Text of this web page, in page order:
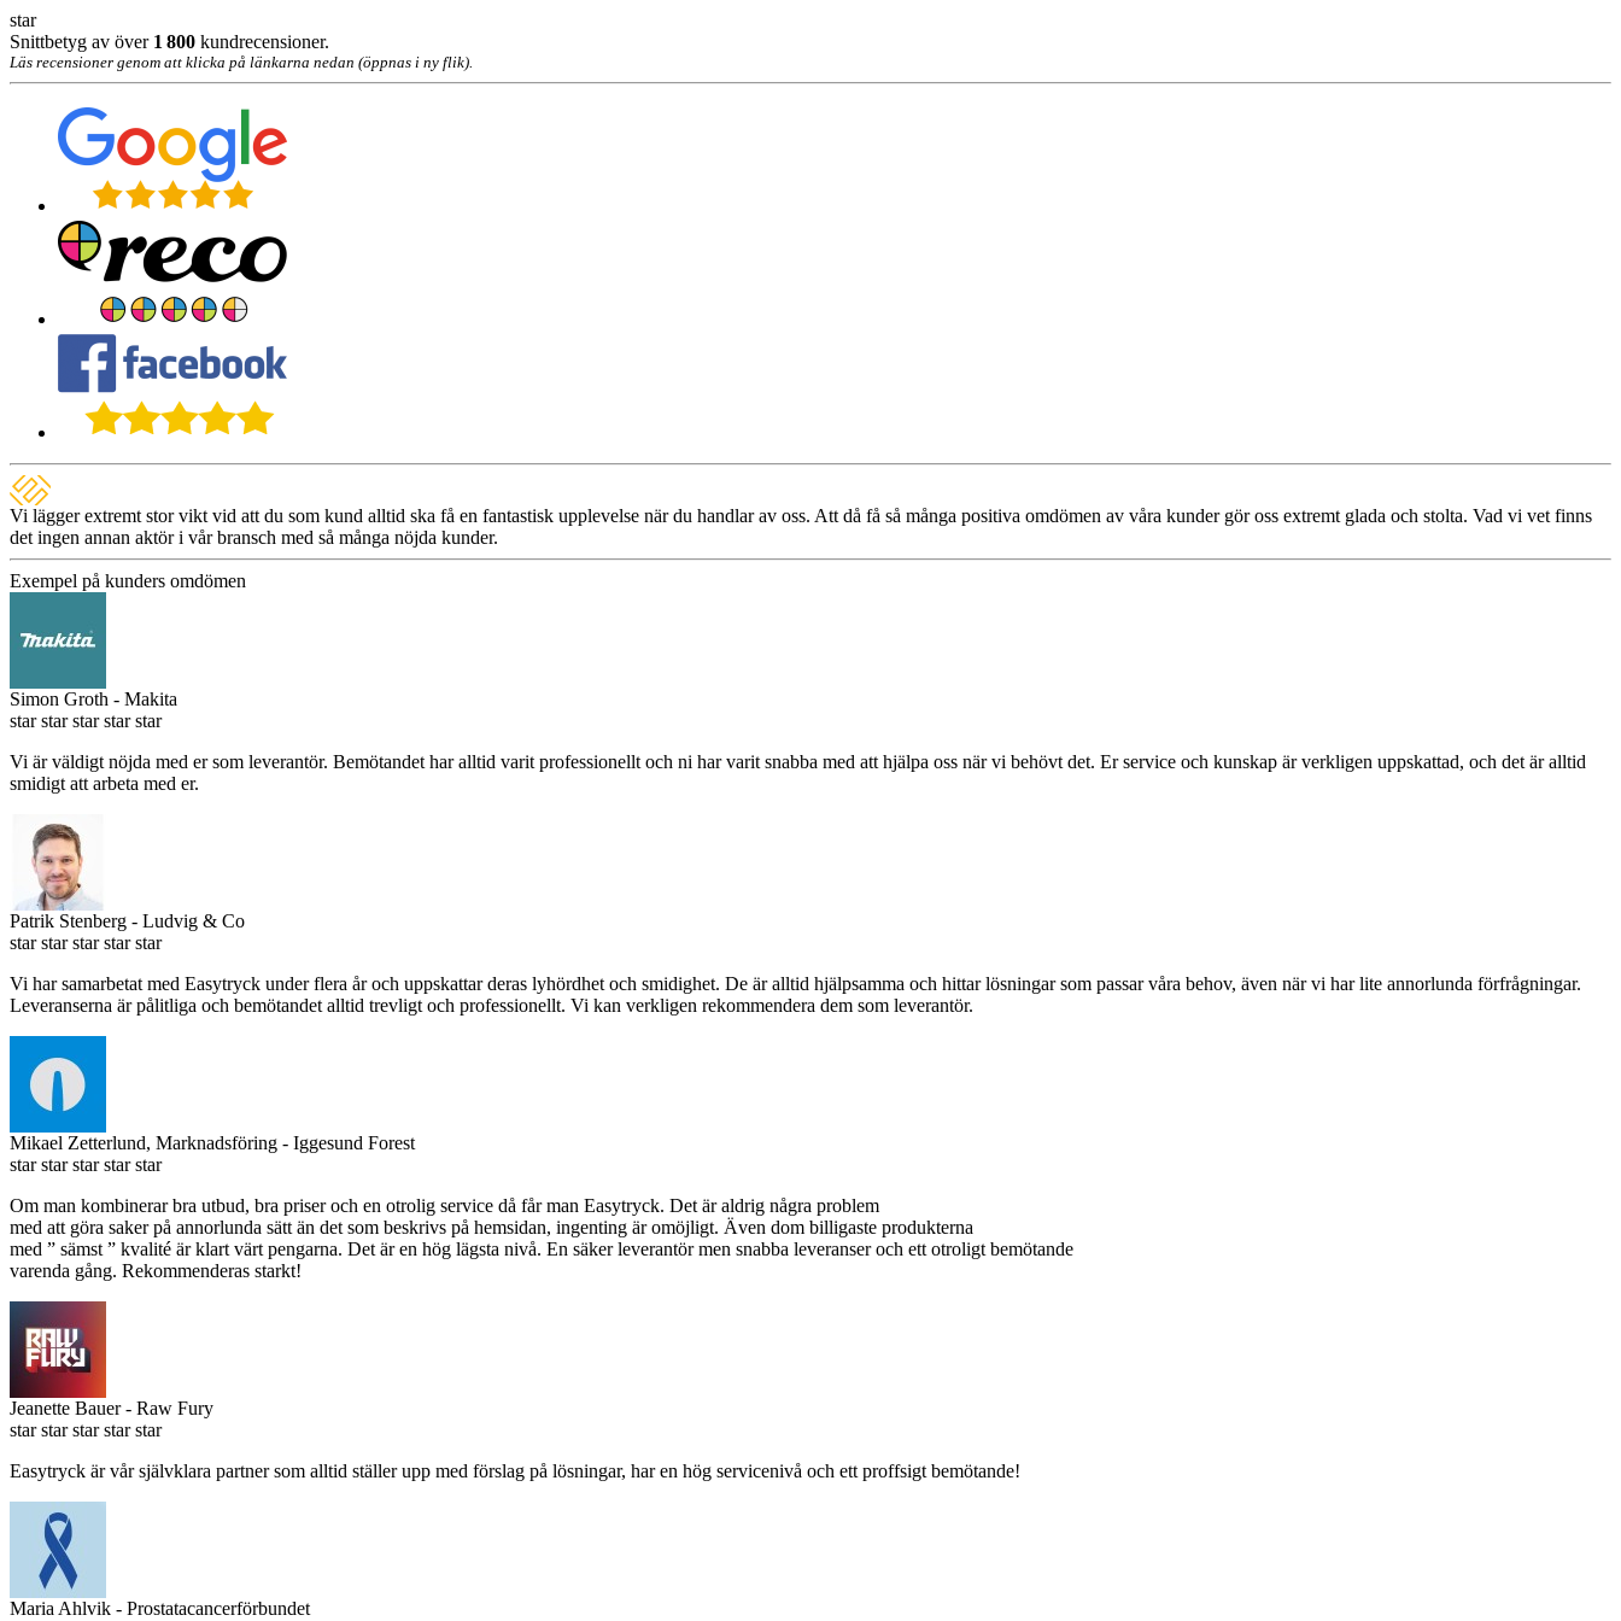
star
Snittbetyg av över 1 800 kundrecensioner.
Läs recensioner genom att klicka på länkarna nedan (öppnas i ny flik).
Vi lägger extremt stor vikt vid att du som kund alltid ska få en fantastisk upplevelse när du handlar av oss. Att då få så många positiva omdömen av våra kunder gör oss extremt glada och stolta. Vad vi vet finns
det ingen annan aktör i vår bransch med så många nöjda kunder.
Exempel på kunders omdömen
Simon Groth - Makita
star star star star star
Vi är väldigt nöjda med er som leverantör. Bemötandet har alltid varit professionellt och ni har varit snabba med att hjälpa oss när vi behövt det. Er service och kunskap är verkligen uppskattad, och det är alltid
smidigt att arbeta med er.
Patrik Stenberg - Ludvig & Co
star star star star star
Vi har samarbetat med Easytryck under flera år och uppskattar deras lyhördhet och smidighet. De är alltid hjälpsamma och hittar lösningar som passar våra behov, även när vi har lite annorlunda förfrågningar.
Leveranserna är pålitliga och bemötandet alltid trevligt och professionellt. Vi kan verkligen rekommendera dem som leverantör.
Mikael Zetterlund, Marknadsföring - Iggesund Forest
star star star star star
Om man kombinerar bra utbud, bra priser och en otrolig service då får man Easytryck. Det är aldrig några problem
med att göra saker på annorlunda sätt än det som beskrivs på hemsidan, ingenting är omöjligt. Även dom billigaste produkterna
med ” sämst ” kvalité är klart värt pengarna. Det är en hög lägsta nivå. En säker leverantör men snabba leveranser och ett otroligt bemötande
varenda gång. Rekommenderas starkt!
Jeanette Bauer- Raw Fury
star star star star star
Easytryck är vår självklara partner som alltid ställer upp med förslag på lösningar, har en hög servicenivå och ett proffsigt bemötande!
Maria Ahlvik - Prostatacancerförbundet